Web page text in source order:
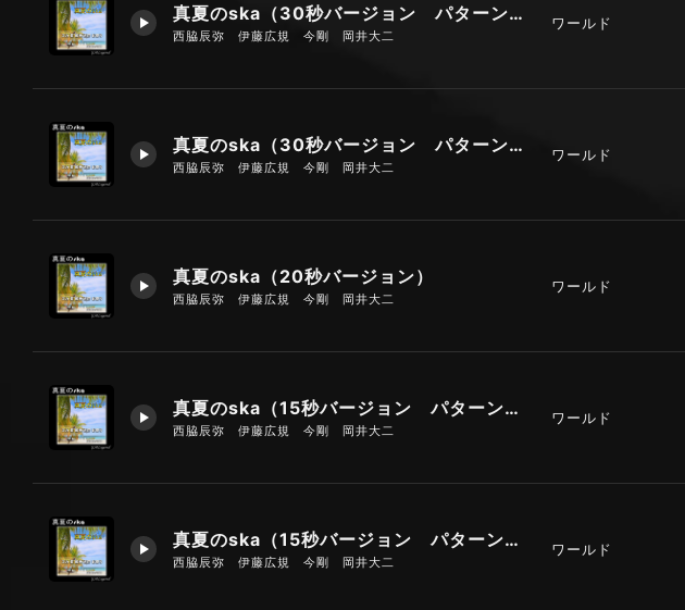
真夏のska（30秒バージョン パターンＡ）
西脇辰弥 伊藤広規 今剛 岡井大二
ワールド
真夏のska（30秒バージョン パターンＢ）
西脇辰弥 伊藤広規 今剛 岡井大二
ワールド
真夏のska（20秒バージョン）
西脇辰弥 伊藤広規 今剛 岡井大二
ワールド
真夏のska（15秒バージョン パターンＡ）
西脇辰弥 伊藤広規 今剛 岡井大二
ワールド
真夏のska（15秒バージョン パターンＢ）
西脇辰弥 伊藤広規 今剛 岡井大二
ワールド